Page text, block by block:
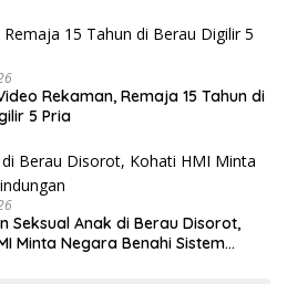
Rekaman, Remaja 15 Tahun di
5 Pria
Seksual Anak di Berau Disorot,
Minta Negara Benahi Sistem